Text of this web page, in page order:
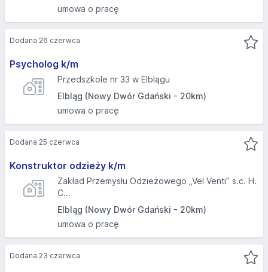
umowa o pracę
Psycholog k/m
Przedszkole nr 33 w Elblągu
Elbląg (Nowy Dwór Gdański - 20km)
umowa o pracę
Dodana 26 czerwca
Konstruktor odzieży k/m
Zakład Przemysłu Odzieżowego „Vel Venti” s.c. H.
C...
Elbląg (Nowy Dwór Gdański - 20km)
umowa o pracę
Dodana 25 czerwca
Dodana 23 czerwca